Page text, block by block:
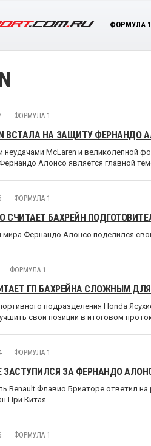
ФОРМУЛА 1
ФОРМУЛА 1
ВСТАЛА НА ЗАЩИТУ ФЕРНАНДО
неудачами McLaren и великолепной
Алонсо является главной
ФОРМУЛА 1
СЧИТАЕТ БАХРЕЙН
Фернандо Алонсо поделился
ФОРМУЛА 1
ГП БАХРЕЙНА СЛОЖНЫМ
подразделения Honda
свои позиции в итоговом
ФОРМУЛА 1
ЗАСТУПИЛСЯ ЗА ФЕРНАНДО
Renault Флавио Бриаторе ответил
При Китая.
ФОРМУЛА 1